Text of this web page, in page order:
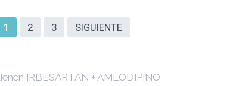
1 2 3 SIGUIENTE
IRBESARTAN + AMLODIPINO